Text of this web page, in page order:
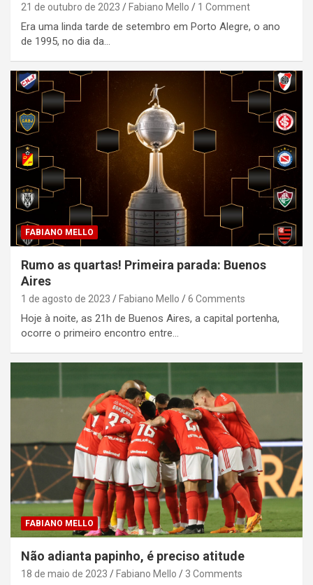
21 de outubro de 2023 Fabiano Mello 1 Comment
Era uma linda tarde de setembro em Porto Alegre, o ano
de 1995, no dia da…
FABIANO MELLO
Rumo as quartas! Primeira parada: Buenos
Aires
1 de agosto de 2023 Fabiano Mello 6 Comments
Hoje à noite, as 21h de Buenos Aires, a capital portenha,
ocorre o primeiro encontro entre…
FABIANO MELLO
Não adianta papinho, é preciso atitude
18 de maio de 2023 Fabiano Mello 3 Comments